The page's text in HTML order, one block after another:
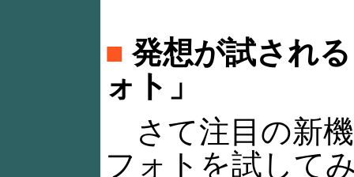
■ 発想が試され
ォト」
さて注目の新
フォトを試して